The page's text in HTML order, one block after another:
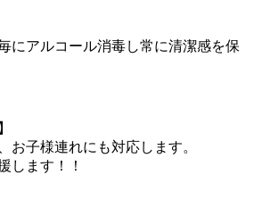
にアルコール消毒し常に清潔感を保
お子様連れにも対応します。
します！！